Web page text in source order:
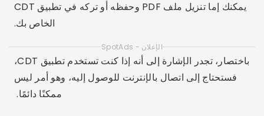
Detran
الخاص بك من خلال موقع Detran الإلكتروني نفسه.
العملية بسيطة بنفس القدر ولا تستغرق أكثر من بضع دقائق.